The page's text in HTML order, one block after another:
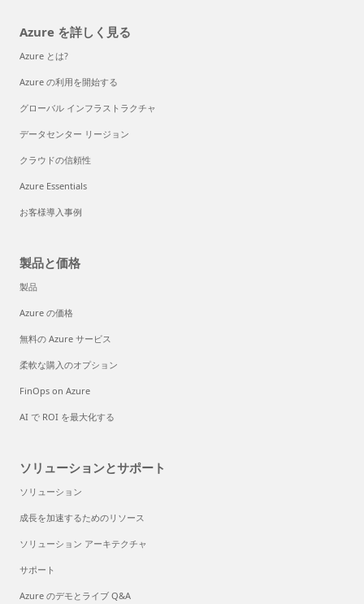
Azure を詳しく見る
Azure とは?
Azure の利用を開始する
グローバル インフラストラクチャ
データセンター リージョン
クラウドの信頼性
Azure Essentials
お客様導入事例
製品と価格
製品
Azure の価格
無料の Azure サービス
柔軟な購入のオプション
FinOps on Azure
AI で ROI を最大化する
ソリューションとサポート
ソリューション
成長を加速するためのリソース
ソリューション アーキテクチャ
サポート
Azure のデモとライブ Q&A